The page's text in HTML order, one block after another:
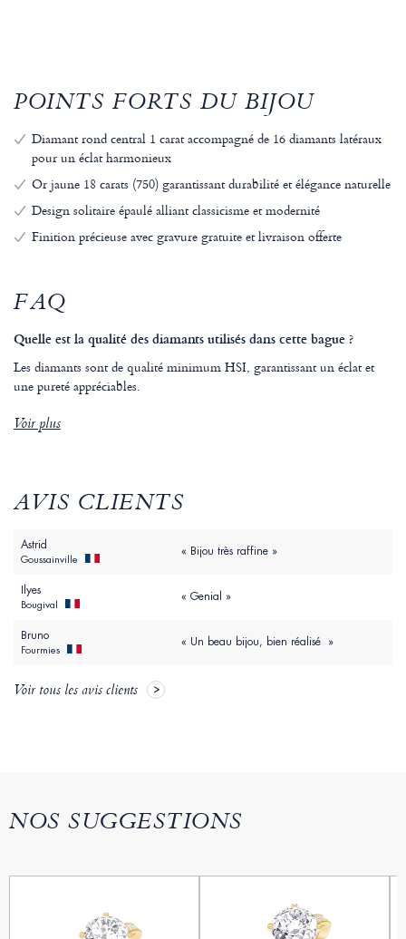
POINTS FORTS DU BIJOU
Diamant rond central 1 carat accompagné de 16 diamants latéraux
pour un éclat harmonieux
Or jaune 18 carats (750) garantissant durabilité et élégance naturelle
Design solitaire épaulé alliant classicisme et modernité
Finition précieuse avec gravure gratuite et livraison offerte
FAQ
Quelle est la qualité des diamants utilisés dans cette bague ?
Les diamants sont de qualité minimum HSI, garantissant un éclat et
une pureté appréciables.
Voir plus
AVIS CLIENTS
Astrid
Goussainville
« Bijou très raffine »
Ilyes
Bougival
« Genial »
Bruno
Fourmies
« Un beau bijou, bien réalisé »
Voir tous les avis clients
NOS SUGGESTIONS